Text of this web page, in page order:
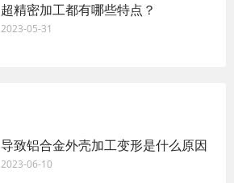
超精密加工都有哪些特点？
2023-05-31
导致铝合金外壳加工变形是什么原因
2023-06-10